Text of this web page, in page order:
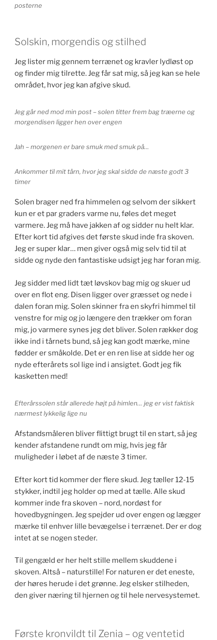
posterne
Solskin, morgendis og stilhed
Jeg lister mig gennem terrænet og kravler lydløst op
og finder mig tilrette. Jeg får sat mig, så jeg kan se hele
området, hvor jeg kan afgive skud.
Jeg går ned mod min post – solen titter frem bag træerne og
morgendisen ligger hen over engen
Jah – morgenen er bare smuk med smuk på…
Ankommer til mit tårn, hvor jeg skal sidde de næste godt 3
timer
Solen brager ned fra himmelen og selvom der sikkert
kun er et par graders varme nu, føles det meget
varmere. Jeg må have jakken af og sidder nu helt klar.
Efter kort tid afgives det første skud inde fra skoven.
Jeg er super klar… men giver også mig selv tid til at
sidde og nyde den fantastiske udsigt jeg har foran mig.
Jeg sidder med lidt tæt løvskov bag mig og skuer ud
over en flot eng. Disen ligger over græsset og nede i
dalen foran mig. Solen skinner fra en skyfri himmel til
venstre for mig og jo længere den trækker om foran
mig, jo varmere synes jeg det bliver. Solen rækker dog
ikke ind i tårnets bund, så jeg kan godt mærke, mine
fødder er småkolde. Det er en ren lise at sidde her og
nyde efterårets sol lige ind i ansigtet. Godt jeg fik
kasketten med!
Efterårssolen står allerede højt på himlen… jeg er vist faktisk
nærmest lykkelig lige nu
Afstandsmåleren bliver flittigt brugt til en start, så jeg
kender afstandene rundt om mig, hvis jeg får
muligheder i løbet af de næste 3 timer.
Efter kort tid kommer der flere skud. Jeg tæller 12-15
stykker, indtil jeg holder op med at tælle. Alle skud
kommer inde fra skoven – nord, nordøst for
hovedbygningen. Jeg spejder ud over engen og lægger
mærke til enhver lille bevægelse i terrænet. Der er dog
intet at se nogen steder.
Til gengæld er her helt stille mellem skuddene i
skoven. Altså – naturstille! For naturen er det eneste,
der høres herude i det grønne. Jeg elsker stilheden,
den giver næring til hjernen og til hele nervesystemet.
Første kronvildt til Zenia – og ventetid